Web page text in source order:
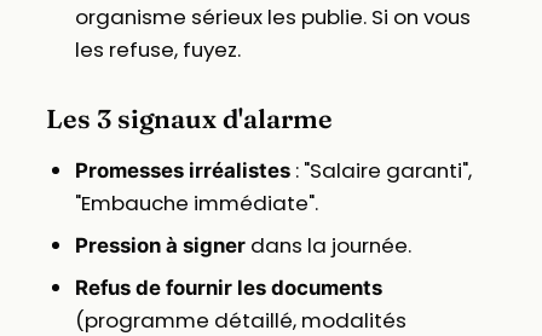
organisme sérieux les publie. Si on vous
les refuse, fuyez.
Les 3 signaux d'alarme
Promesses irréalistes: "Salaire garanti",
"Embauche immédiate".
Pression à signerdans la journée.
Refus de fournir les documents
(programme détaillé, modalités